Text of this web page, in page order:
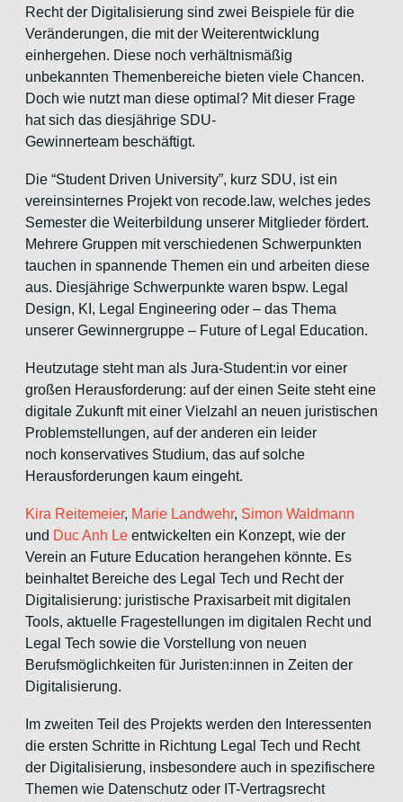
Recht der Digitalisierung sind zwei Beispiele für die
Veränderungen, die mit der Weiterentwicklung
einhergehen. Diese noch verhältnismäßig
unbekannten Themenbereiche bieten viele Chancen.
Doch wie nutzt man diese optimal? Mit dieser Frage
hat sich das diesjährige SDU-
Gewinnerteam beschäftigt.
Die “Student Driven University”, kurz SDU, ist ein
vereinsinternes Projekt von recode.law, welches jedes
Semester die Weiterbildung unserer Mitglieder fördert.
Mehrere Gruppen mit verschiedenen Schwerpunkten
tauchen in spannende Themen ein und arbeiten diese
aus. Diesjährige Schwerpunkte waren bspw. Legal
Design, KI, Legal Engineering oder – das Thema
unserer Gewinnergruppe – Future of Legal Education.
Heutzutage steht man als Jura-Student:in vor einer
großen Herausforderung: auf der einen Seite steht eine
digitale Zukunft mit einer Vielzahl an neuen juristischen
Problemstellungen, auf der anderen ein leider
noch konservatives Studium, das auf solche
Herausforderungen kaum eingeht.
Kira Reitemeier, Marie Landwehr, Simon Waldmann
und Duc Anh Le entwickelten ein Konzept, wie der
Verein an Future Education herangehen könnte. Es
beinhaltet Bereiche des Legal Tech und Recht der
Digitalisierung: juristische Praxisarbeit mit digitalen
Tools, aktuelle Fragestellungen im digitalen Recht und
Legal Tech sowie die Vorstellung von neuen
Berufsmöglichkeiten für Juristen:innen in Zeiten der
Digitalisierung.
Im zweiten Teil des Projekts werden den Interessenten
die ersten Schritte in Richtung Legal Tech und Recht
der Digitalisierung, insbesondere auch in spezifischere
Themen wie Datenschutz oder IT-Vertragsrecht